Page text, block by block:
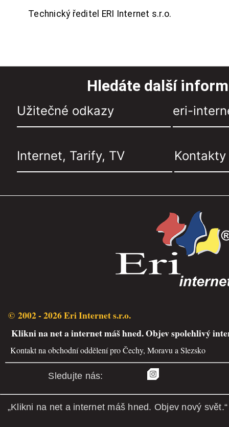
Technický ředitel ERI Internet s.r.o.
Hledáte další
Užitečné odkazy eri-
Internet, Tarify, TV Kontakty
© 2002 - 2026 Eri Internet s.r.o.
Klikni na net a internet máš hned. Objev spolehlivý
Kontakt na obchodní oddělení pro Čechy, Moravu a Slezsko
Sledujte nás:
„Klikni na net a internet máš hned. Objev nový svět.“